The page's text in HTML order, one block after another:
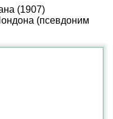
(1907)
(псевдоним